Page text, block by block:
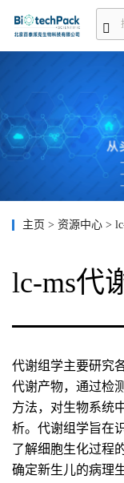
主页 > 资源中心 >
lc-ms代
代谢组学主要研究
代谢产物，通过检
方法，对生物系统
析。代谢组学旨在
了解细胞生化过程
确定新生儿的病理